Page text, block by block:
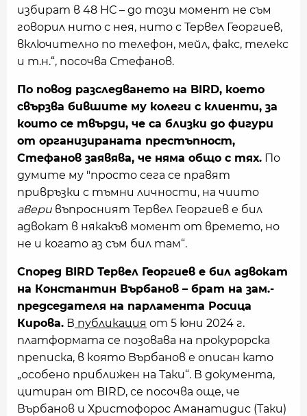
избират в 48 НС – до този момент не съм
говорил нито с нея, нито с Тервел Георгиев,
включително по телефон, мейл, факс, телекс
и т.н.“, посочва Стефанов.
По повод разследването на BIRD, което
свързва бившите му колеги с клиенти, за
които се твърди, че са близки до фигури
от организираната престъпност,
Стефанов заявява, че няма общо с тях. По
думите му "просто сега се правят
привръзки с тъмни личности, на чиито
авери въпросният Тервел Георгиев е бил
адвокат в някакъв момент от времето, но
не и когато аз съм бил там“.
Според BIRD Тервел Георгиев е бил адвокат
на Константин Върбанов – брат на зам.-
председателя на парламента Росица
Кирова. В публикация от 5 юни 2024 г.
платформата се позовава на прокурорска
преписка, в която Върбанов е описан като
„особено приближен на Таки“. В документа,
цитиран от BIRD, се посочва още, че
Върбанов и Христофорос Аманатидис (Таки)